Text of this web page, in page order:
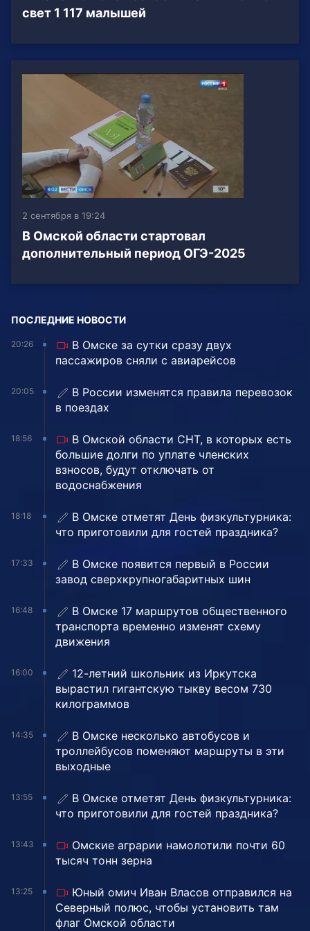
свет 1 117 малышей
2 сентября в 19:24
В Омской области стартовал
дополнительный период ОГЭ-2025
ПОСЛЕДНИЕ НОВОСТИ
20:26
В Омске за сутки сразу двух
пассажиров сняли с авиарейсов
20:05
В России изменятся правила перевозок
в поездах
18:56
В Омской области СНТ, в которых есть
большие долги по уплате членских
взносов, будут отключать от
водоснабжения
18:18
В Омске отметят День физкультурника:
что приготовили для гостей праздника?
17:33
В Омске появится первый в России
завод сверхкрупногабаритных шин
16:48
В Омске 17 маршрутов общественного
транспорта временно изменят схему
движения
16:00
12-летний школьник из Иркутска
вырастил гигантскую тыкву весом 730
килограммов
14:35
В Омске несколько автобусов и
троллейбусов поменяют маршруты в эти
выходные
13:55
В Омске отметят День физкультурника:
что приготовили для гостей праздника?
13:43
Омские аграрии намолотили почти 60
тысяч тонн зерна
13:25
Юный омич Иван Власов отправился на
Северный полюс, чтобы установить там
флаг Омской области